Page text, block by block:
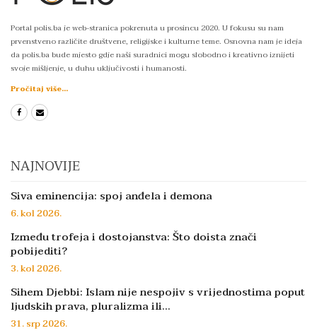
Portal polis.ba je web-stranica pokrenuta u prosincu 2020. U fokusu su nam
prvenstveno različite društvene, religijske i kulturne teme. Osnovna nam je ideja
da polis.ba bude mjesto gdje naši suradnici mogu slobodno i kreativno iznijeti
svoje mišljenje, u duhu uključivosti i humanosti.
Pročitaj više...
NAJNOVIJE
Siva eminencija: spoj anđela i demona
6. kol 2026.
Između trofeja i dostojanstva: Što doista znači
pobijediti?
3. kol 2026.
Sihem Djebbi: Islam nije nespojiv s vrijednostima poput
ljudskih prava, pluralizma ili…
31. srp 2026.